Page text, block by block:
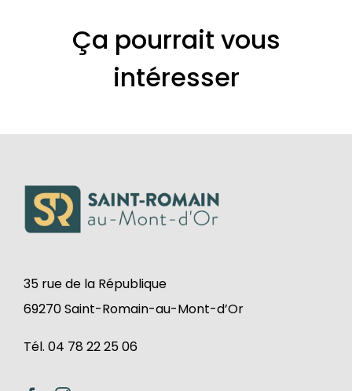
Ça pourrait vous
intéresser
35 rue de la République
69270 Saint-Romain-au-Mont-d’Or
Tél. 04 78 22 25 06